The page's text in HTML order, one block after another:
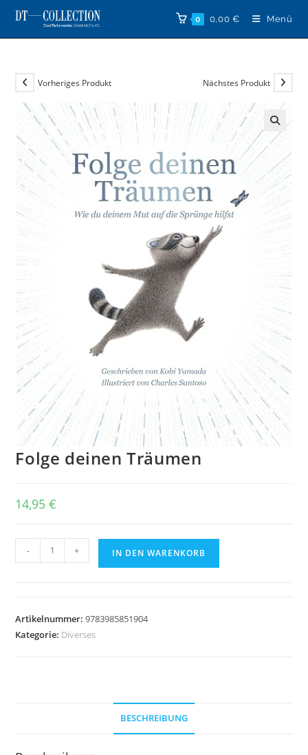
Zum
Inhalt
springen
0 0,00 € Menü
Vorheriges Produkt Nächstes Produkt
🔍
Folge deinen Träumen
14,95€
deinen
- + IN DEN WARENKORB
Artikelnummer:9783985851904
Kategorie: Diverses
BESCHREIBUNG